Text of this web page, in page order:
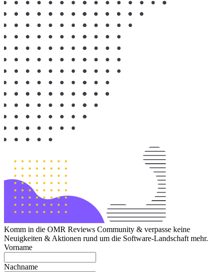
Komm in die OMR Reviews Community & verpasse keine
Neuigkeiten & Aktionen rund um die Software-Landschaft mehr.
Vorname
Nachname